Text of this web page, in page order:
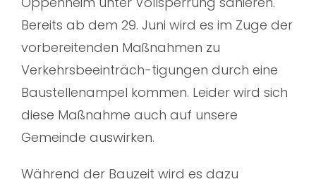
Bereits ab dem 29. Juni wird es im Zuge der
vorbereitenden Maßnahmen zu
Verkehrsbeeinträch-tigungen durch eine
Baustellenampel kommen. Leider wird sich
diese Maßnahme auch auf unsere
Gemeinde auswirken.
Während der Bauzeit wird es dazu